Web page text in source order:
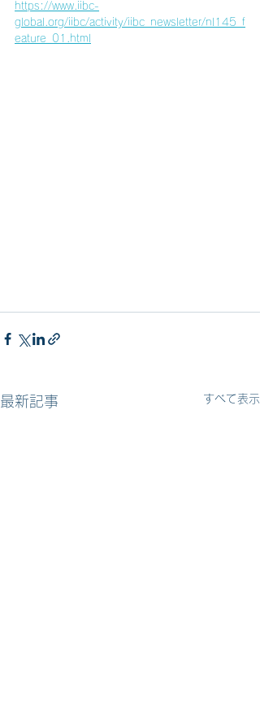
https://www.iibc-
global.org/iibc/activity/iibc_newsletter/nl145_f
eature_01.html
最新記事 すべて表示